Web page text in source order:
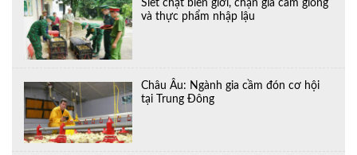
Siết chặt biên giới, chặn gia cầm giống
và thực phẩm nhập lậu
Châu Âu: Ngành gia cầm đón cơ hội
tại Trung Đông